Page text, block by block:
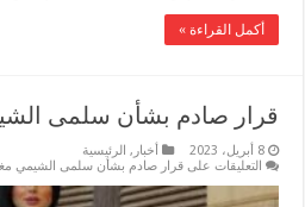
أكمل القراءة »
قرار صادم بشأن سلمى
8 أبريل، 2023 أخبار , الرئيسية
التعليقات على قرار صادم بشأن سلمى الشيمي